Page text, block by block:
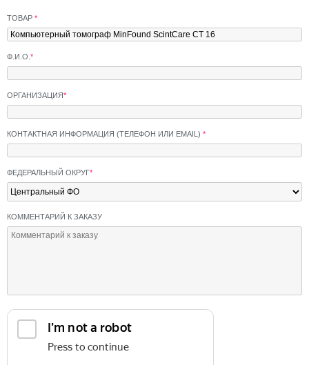
ТОВАР *
Ф.И.О. *
ОРГАНИЗАЦИЯ*
КОНТАКТНАЯ ИНФОРМАЦИЯ (ТЕЛЕФОН ИЛИ EMAIL) *
ФЕДЕРАЛЬНЫЙ ОКРУГ*
КОММЕНТАРИЙ К ЗАКАЗУ